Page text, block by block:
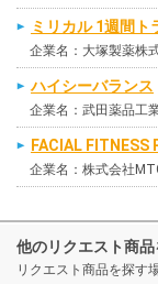
ミリカル 1週間ト
企業名：大塚製薬株
ハイシーバランス
企業名：武田薬品工
FACIAL
企業名：株式会社
他のリクエスト商
リクエスト商品を探す